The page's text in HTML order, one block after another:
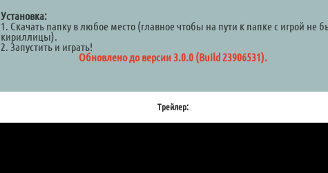
Установка:
1. Скачать папку в любое место (главное чтобы на пути к папке с игрой не
кириллицы).
2. Запустить и играть!
Обновлено до версии 3.0.0 (Build 23906531).
Трейлер: